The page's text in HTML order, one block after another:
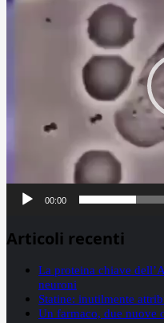
00:00
Articoli recenti
La proteina chiave
neuroni
Statine: inutilmente
Un farmaco, due nuove